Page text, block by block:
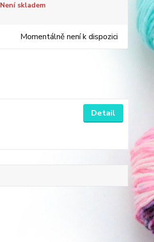
Není skladem
Momentálně není k dispozici
Detail